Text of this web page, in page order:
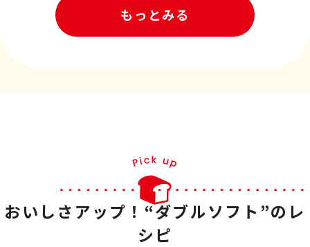
もっとみる
おいしさアップ！“ダブルソフト”のレ
シピ